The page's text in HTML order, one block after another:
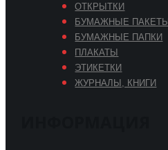
ОТКРЫТКИ
БУМАЖНЫЕ ПАКЕТЫ
БУМАЖНЫЕ ПАПКИ
ПЛАКАТЫ
ЭТИКЕТКИ
ЖУРНАЛЫ, КНИГИ